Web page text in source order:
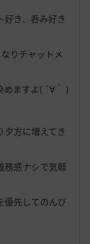
好き、呑み好き
りチャットメ
めますよ( ´∀｀ )
夕方に増えてき
務感ナシで気軽
優先してのんび